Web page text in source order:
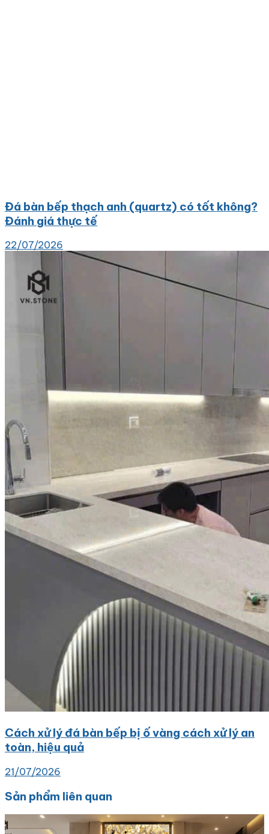
Đá bàn bếp thạch anh (quartz) có tốt không?
Đánh giá thực tế
22/07/2026
Cách xử lý đá bàn bếp bị ố vàng cách xử lý an
toàn, hiệu quả
21/07/2026
Sản phẩm liên quan